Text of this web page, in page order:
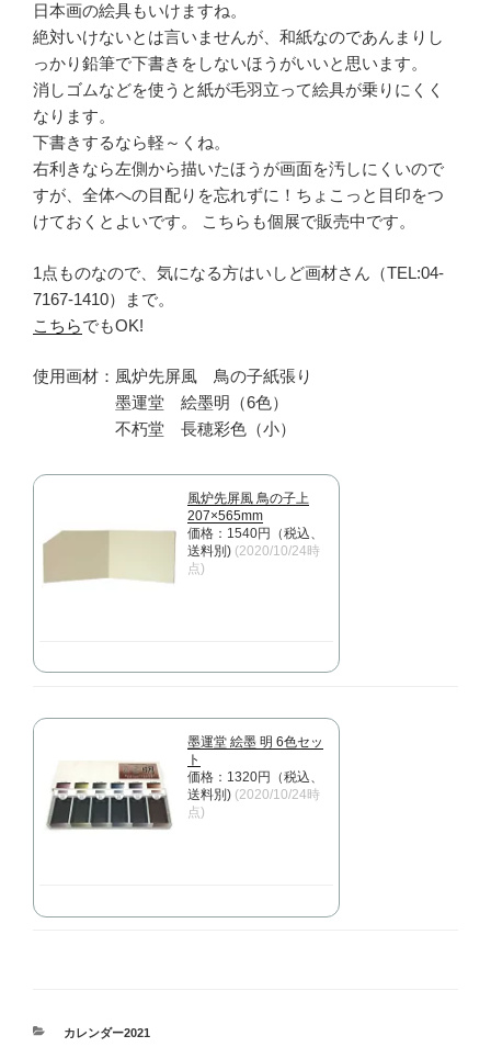
日本画の絵具もいけますね。
絶対いけないとは言いませんが、和紙なのであんまりし
っかり鉛筆で下書きをしないほうがいいと思います。
消しゴムなどを使うと紙が毛羽立って絵具が乗りにくく
なります。
下書きするなら軽～くね。
右利きなら左側から描いたほうが画面を汚しにくいので
すが、全体への目配りを忘れずに！ちょこっと目印をつ
けておくとよいです。 こちらも個展で販売中です。
1点ものなので、気になる方はいしど画材さん（TEL:04-
7167-1410）まで。
こちらでもOK!
使用画材：風炉先屏風 鳥の子紙張り
墨運堂 絵墨明（6色）
不朽堂 長穂彩色（小）
風炉先屏風 鳥の子上
207×565mm
価格：1540円（税込、
送料別) (2020/10/24時
点)
墨運堂 絵墨 明 6色セッ
ト
価格：1320円（税込、
送料別) (2020/10/24時
点)
カ
カレンダー2021